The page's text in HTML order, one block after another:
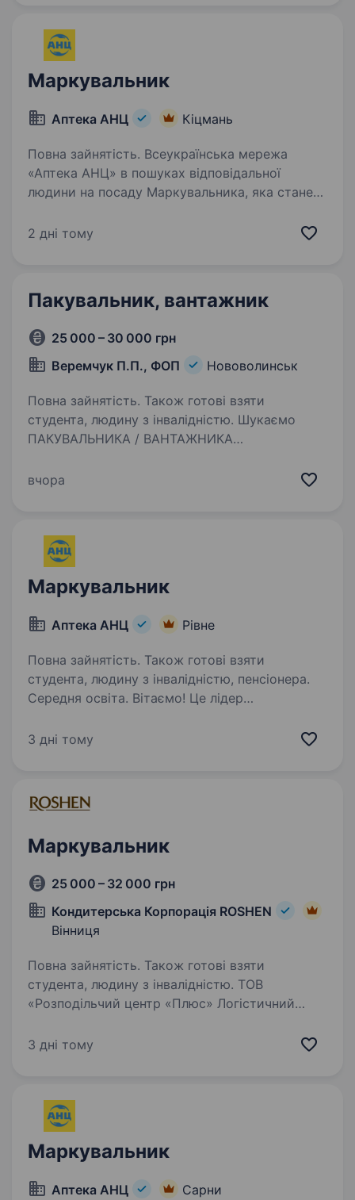
Маркувальник
Аптека АНЦ Кіцмань
Повна зайнятість. Всеукраїнська мережа
«Аптека АНЦ» в пошуках відповідальної
людини на посаду Маркувальника, яка стане
Ми з гордістю реалізуємо стратегію LoveMark,
2 дні тому
Пакувальник, вантажник
25 000 – 30 000 грн
Веремчук П.П., ФОП
Нововолинськ
Повна зайнятість. Також готові взяти
студента, людину з інвалідністю. Шукаємо
ПАКУВАЛЬНИКА / ВАНТАЖНИКА
(доставка товарів по всій Україні).
вчора
Маркувальник
Аптека АНЦ Рівне
Повна зайнятість. Також готові взяти
студента, людину з інвалідністю, пенсіонера.
Середня освіта. Вітаємо! Це лідер
ми шукаємо саме ВАС — маркувальника
наших співробітників та надання…
3 дні тому
Маркувальник
25 000 – 32 000 грн
Кондитерська Корпорація ROSHEN
Вінниця
Повна зайнятість. Також готові взяти
студента, людину з інвалідністю. ТОВ
«Розподільчий центр «Плюс» Логістичний
запрошує на роботу: Обов’язки: Нанесення
палет…
3 дні тому
Маркувальник
Аптека АНЦ Сарни